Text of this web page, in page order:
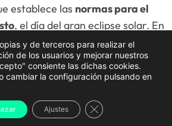
establece las normas para el
, el día del gran eclipse solar. En
detallan todas lasrestricciones
habilitados para la
público añadido, las
seguridadantes las posibles
y de terceros para realizar el
de los usuarios y mejorar nuestros
consiente las dichas cookies.
cambiar la configuración pulsando en
Ajustes Cerrar el banner de